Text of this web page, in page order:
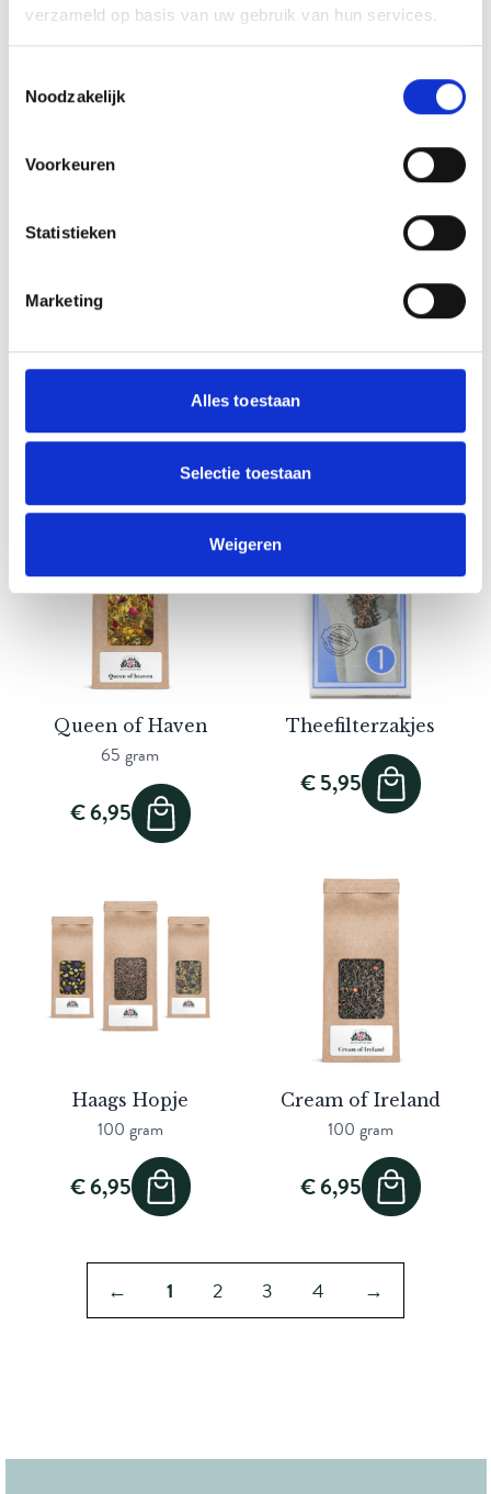
verzameld op basis van uw gebruik van hun services.
Noodzakelijk
Voorkeuren
Statistieken
Marketing
Alles toestaan
Selectie toestaan
Weigeren
90 gram 80 gram
Hennep Relax
€ 6,95
Droomvlucht
€ 6,95
Queen of Haven
65 gram
€ 6,95
Theefilterzakjes
€ 5,95
Haags Hopje
100 gram
€ 6,95
Cream of Ireland
100 gram
€ 6,95
← 1 2 3 4 →